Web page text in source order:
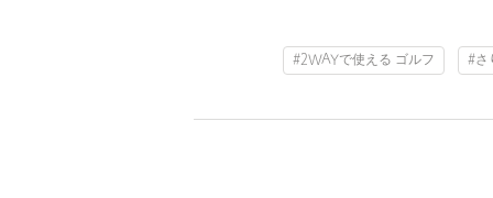
#2WAYで使える ゴルフ #さ